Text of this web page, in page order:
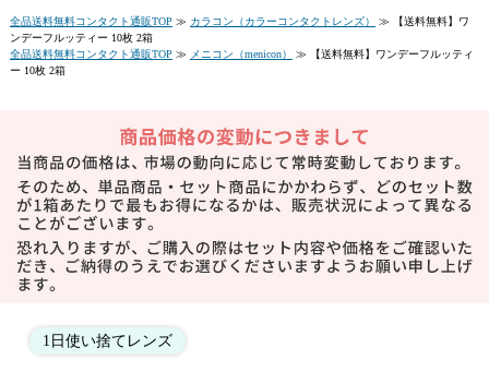
全品送料無料コンタクト通販TOP ≫ カラコン（カラーコンタクトレンズ） ≫
【送料無料】ワ
ンデーフルッティー 10枚 2箱
全品送料無料コンタクト通販TOP ≫ メニコン（menicon） ≫
【送料無料】ワンデーフルッティ
ー 10枚 2箱
1日使い捨てレンズ